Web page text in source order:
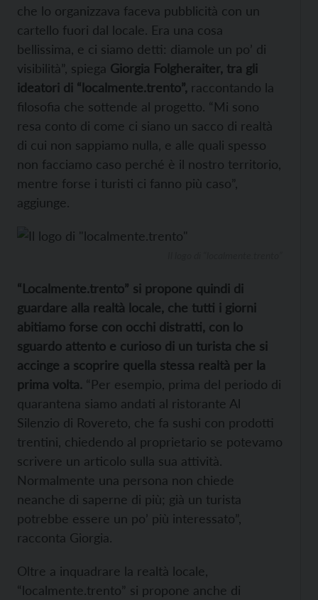
che lo organizzava faceva pubblicità con un
cartello fuori dal locale. Era una cosa
bellissima, e ci siamo detti: diamole un po’ di
visibilità”, spiega Giorgia Folgheraiter, tra gli
ideatori di “localmente.trento”, raccontando la
filosofia che sottende al progetto. “Mi sono
resa conto di come ci siano un sacco di realtà
di cui non sappiamo nulla, e alle quali spesso
non facciamo caso perché è il nostro territorio,
mentre forse i turisti ci fanno più caso”,
aggiunge.
“Localmente.trento” si propone quindi di
guardare alla realtà locale, che tutti i giorni
abitiamo forse con occhi distratti, con lo
sguardo attento e curioso di un turista che si
accinge a scoprire quella stessa realtà per la
prima volta. “Per esempio, prima del periodo di
quarantena siamo andati al ristorante Al
Silenzio di Rovereto, che fa sushi con prodotti
trentini, chiedendo al proprietario se potevamo
scrivere un articolo sulla sua attività.
Normalmente una persona non chiede
neanche di saperne di più; già un turista
potrebbe essere un po’ più interessato”,
racconta Giorgia.
Oltre a inquadrare la realtà locale,
“localmente.trento” si propone anche di